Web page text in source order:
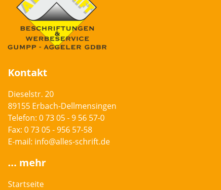
Kontakt
Dieselstr. 20
89155 Erbach-Dellmensingen
Telefon: 0 73 05 - 9 56 57-0
Fax: 0 73 05 - 956 57-58
E-mail: info@alles-schrift.de
... mehr
Startseite